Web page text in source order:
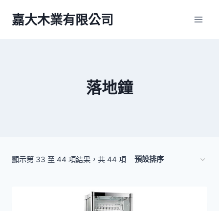
嘉大木業有限公司
落地鐘
顯示第 33 至 44 項結果，共 44 項